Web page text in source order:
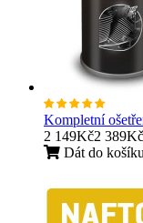
Kompletní
2 149Kč2 389Kč
Dát do košíku